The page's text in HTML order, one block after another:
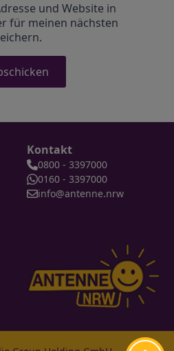
und Website in
für meinen nächsten
Kontakt
0800 - 3397000
0160 - 3397000
info@antenne.nrw